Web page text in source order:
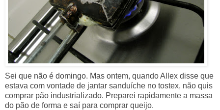
Sei que não é domingo. Mas ontem, quando Allex disse que
estava com vontade de jantar sanduíche no tostex, não quis
comprar pão industrializado. Preparei rapidamente a massa
do pão de forma e saí para comprar queijo.